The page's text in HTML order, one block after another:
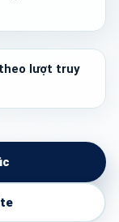
lượt truy